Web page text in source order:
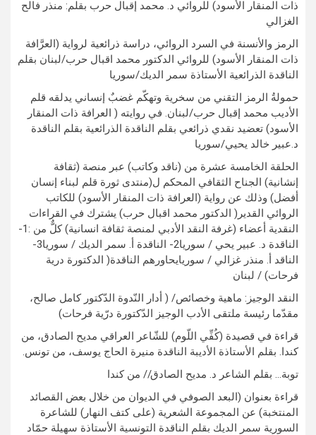
ذات المنقار الأسود) للروائي د. محمد إقبال حرب بقلم: منذر فالح
الغزالي
الرمز والأنسنة في السرد الروائي، دراسة ذرائعية لرواية (العرَّافة
ذات المنقار الأسود) للروائي الدكتور محمد اقبال حرب/لبنان بقلم
الناقدة الذرائعية الأستاذة سمر الديك/سوريا
حمولةُ الرمز التقني من سخرية وتهكّم غضبٌ إنساني يدلقه قلم
الأديب محمد إقبال حرب/لبنان. في روايته ( العرافة ذات المنقار
الأسود) تعضيد نقدي ذرائعي بقلم الناقدة الذرائعية بقلم الناقدة
د.عبير خالد يحيي/سوريا
الحلقة الخامسة عشرة من (ناقد وكاتب) عبر منصة (ثقافة
إنشانية) الجناح الثقافي المحكم ل(منتدى ثورة قلم لبناء إنسان
أفضل) وذلك عن رواية (العرافة ذات المنقار الأسود) للكاتب
الروائي القدير( الدكتور محمد اقبال حرب) يشترك في القراءات
النقدية أعضاء (غرفة النقد الأدبي لمنصة ثقافة انسانية) كلٌّ من :1-
الناقدة د. عبير يحي / سوريا2- الناقدة أ. سمر الديك / سوريا3-
الناقد أ. منذر غزالي / سوريايحاورهم الناقدة( الدكتورة درية
فرحات) / لبنان
النقد الوجيز: ماهية وخصائص/ ( أدار النّدوة الدّكتور كامل صالح،
مقدّما رئيسة ملتقى الأدب الوجيز الدّكتورة درّية فرحات)
قراءة في قصيدة (كُفِّي اللّوم) للشّاعر العراقي مديح الصادق، من
كندا. بقلم الأستاذة الأديبة الناقدة منيرة الحاج يوسف، من تونس.
توبة… بقلم الشاعر د. مديح الصادق// من كندا
قراءة بعنوان (البعد الصوفي في الديوان من خلال بعض القصائد
المنتخبة) عن المجموعة الشعرية (على كتف النهار) للشاعرة
السورية سمر الديك بقلم الناقدة التونسية الأستاذة سهيلة حمّاد